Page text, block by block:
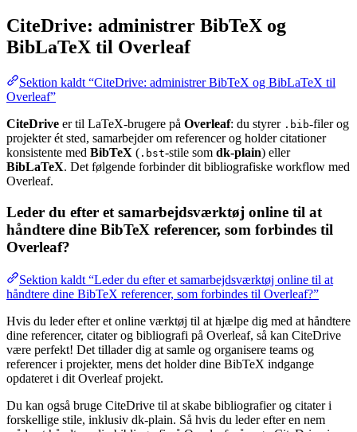
CiteDrive: administrer BibTeX og
BibLaTeX til Overleaf
Sektion kaldt “CiteDrive: administrer BibTeX og BibLaTeX til
Overleaf”
CiteDrive er til LaTeX-brugere på Overleaf: du styrer .bib-filer og
projekter ét sted, samarbejder om referencer og holder citationer
konsistente med BibTeX ( .bst-stile som dk-plain) eller
BibLaTeX. Det følgende forbinder dit bibliografiske workflow med
Overleaf.
Leder du efter et samarbejdsværktøj online til at
håndtere dine BibTeX referencer, som forbindes til
Overleaf?
Sektion kaldt “Leder du efter et samarbejdsværktøj online til at
håndtere dine BibTeX referencer, som forbindes til Overleaf?”
Hvis du leder efter et online værktøj til at hjælpe dig med at håndtere
dine referencer, citater og bibliografi på Overleaf, så kan CiteDrive
være perfekt! Det tillader dig at samle og organisere teams og
referencer i projekter, mens det holder dine BibTeX indgange
opdateret i dit Overleaf projekt.
Du kan også bruge CiteDrive til at skabe bibliografier og citater i
forskellige stile, inklusiv dk-plain. Så hvis du leder efter en nem